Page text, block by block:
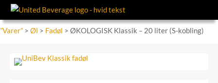
”Varer” > Øl > Fadøl > ØKOLOGISK Klassik – 20 liter (S-kobling)